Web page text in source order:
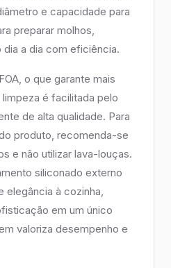
e capacidade para
preparar molhos,
a dia com eficiência.
o que garante mais
é facilitada pelo
de alta qualidade. Para
produto, recomenda-se
e não utilizar lava-louças.
siliconado externo
elegância à cozinha,
em um único
valoriza desempenho e